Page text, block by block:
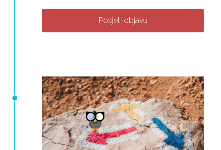
Posjeti objavu